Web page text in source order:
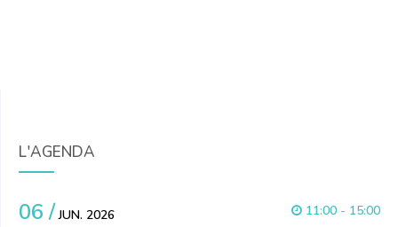
L'AGENDA
06 /JUN. 2026
11:00 - 15:00